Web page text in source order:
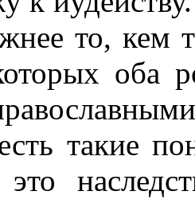
то, кем
оба
такие